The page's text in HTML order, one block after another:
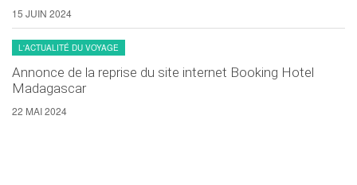
15 JUIN 2024
L'ACTUALITÉ DU VOYAGE
Annonce de la reprise du site internet Booking Hotel
Madagascar
22 MAI 2024